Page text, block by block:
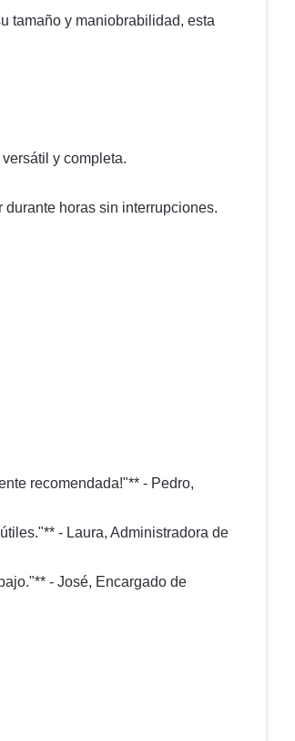
tamaño y maniobrabilidad, esta
y completa.
horas sin interrupciones.
recomendada!"** - Pedro,
- Laura, Administradora de
- José, Encargado de